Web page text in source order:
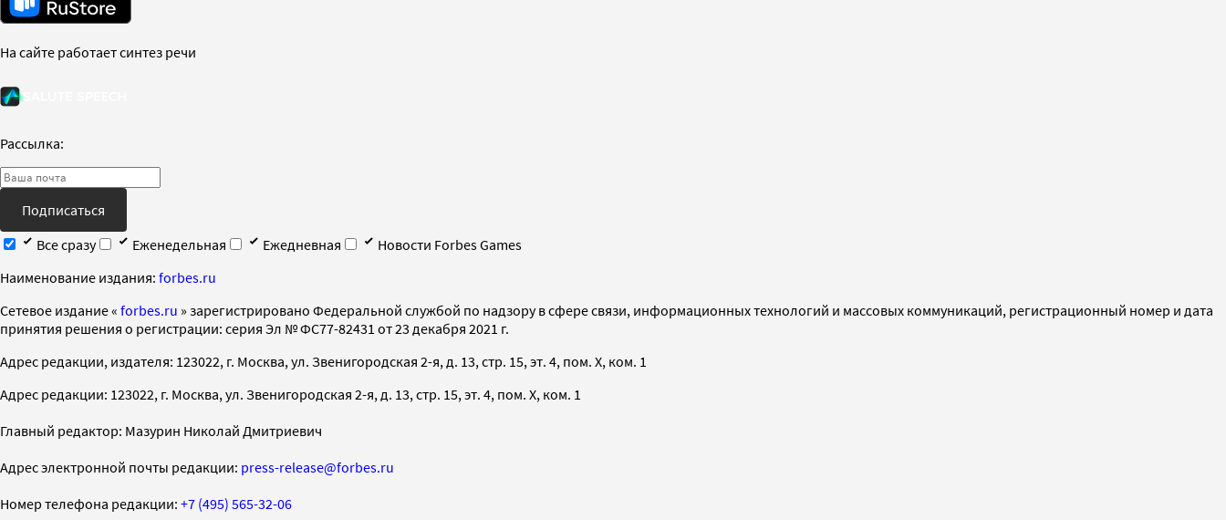
На сайте работает синтез речи
Рассылка:
Подписаться
Все сразу
Еженедельная Ежедневная
Новости Forbes Games
Наименование издания: forbes.ru
Cетевое издание « forbes.ru » зарегистрировано Федеральной службой по надзору в сфере связи, информационных технологий и массовых коммуникаций, регистрационный номер и дата
принятия решения о регистрации: серия Эл № ФС77-82431 от 23 декабря 2021 г.
Адрес редакции, издателя: 123022, г. Москва, ул. Звенигородская 2-я, д. 13, стр. 15, эт. 4, пом. X, ком. 1
Адрес редакции: 123022, г. Москва, ул. Звенигородская 2-я, д. 13, стр. 15, эт. 4, пом. X, ком. 1
Главный редактор: Мазурин Николай Дмитриевич
Адрес электронной почты редакции: press-release@forbes.ru
Номер телефона редакции: +7 (495) 565-32-06